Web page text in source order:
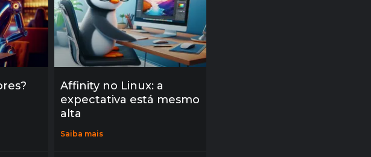
Affinity no Linux: a
expectativa está mesmo
alta
Saiba mais